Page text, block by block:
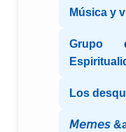
Música y
Grupo
Los
𝘔𝘦𝘮𝘦𝘴